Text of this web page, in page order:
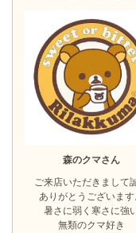
森のクマさん
ご来店いただきまして
ありがとうございます
暑さに弱く寒さに強
無類のクマ好き